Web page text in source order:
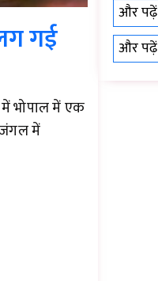
गई
भोपाल में एक
जंगल में
और पढ़ें
और पढ़ें